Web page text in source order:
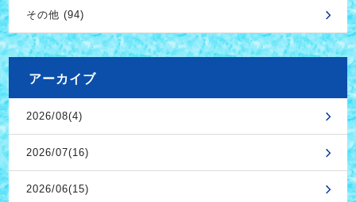
その他 (94)
アーカイブ
2026/08(4)
2026/07(16)
2026/06(15)